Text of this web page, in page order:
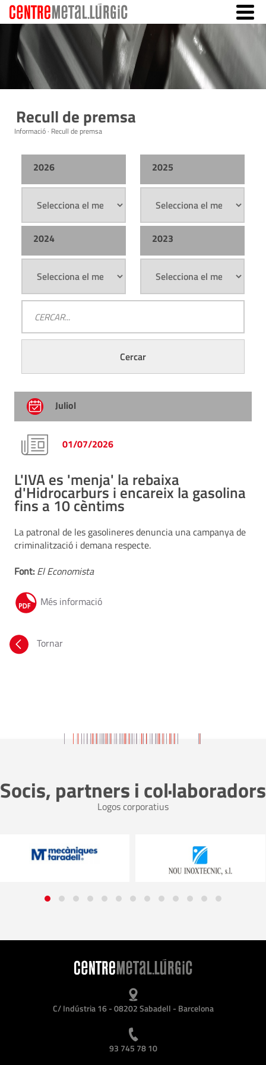
Recull de premsa
Informació · Recull de premsa
2026 2025
2024 2023
Juliol
01/07/2026
L'IVA es 'menja' la rebaixa
d'Hidrocarburs i encareix la gasolina
fins a 10 cèntims
La patronal de les gasolineres denuncia una campanya de
criminalització i demana respecte.
Font: El Economista
Més informació
Tornar
Socis, partners i col·laboradors
Logos corporatius
C/ Indústria 16 - 08202 Sabadell - Barcelona
93 745 78 10